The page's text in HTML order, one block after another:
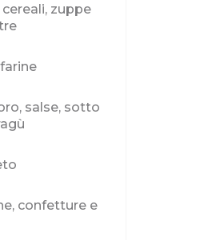
zuppe
salse, sotto
confetture e